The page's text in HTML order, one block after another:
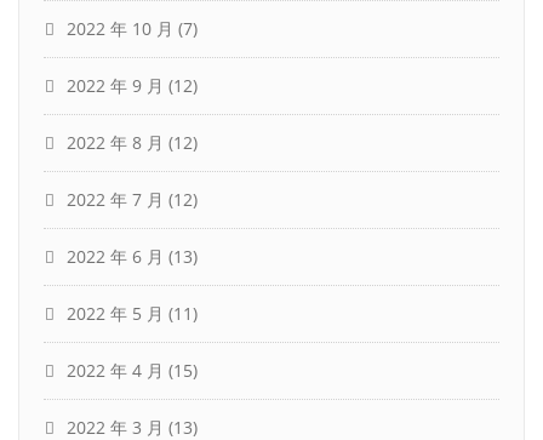
2022 年 10 月 (7)
2022 年 9 月 (12)
2022 年 8 月 (12)
2022 年 7 月 (12)
2022 年 6 月 (13)
2022 年 5 月 (11)
2022 年 4 月 (15)
2022 年 3 月 (13)